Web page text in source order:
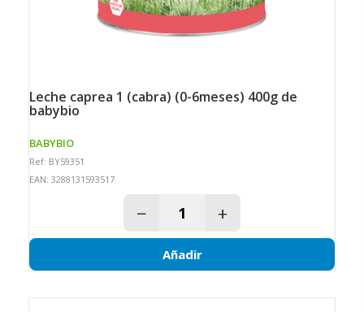
leche caprea 1 (cabra) (0-6meses) 400g de
babybio
BABYBIO
Ref: BY59351
EAN: 3288131593517
− +
Añadir